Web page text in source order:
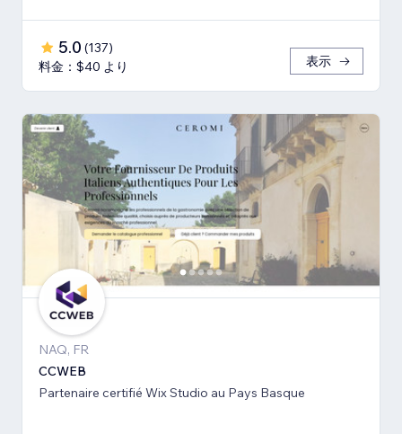
5.0 (137)
料金：$40 より
表示
NAQ, FR
CCWEB
Partenaire certifié Wix Studio au Pays Basque